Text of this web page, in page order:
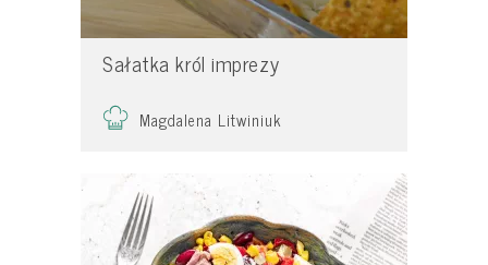
Sałatka król imprezy
Magdalena Litwiniuk